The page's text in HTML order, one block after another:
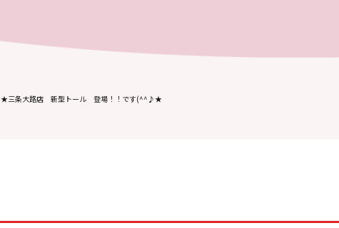
★三条大路店 新型トール 登場！！です(^^♪★